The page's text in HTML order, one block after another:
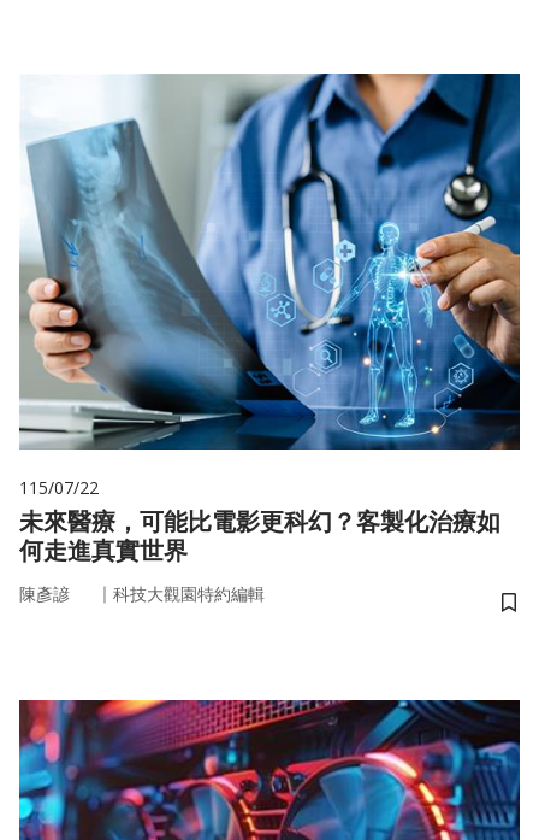
115/07/22
未來醫療，可能比電影更科幻？客製化治療如
何走進真實世界
陳彥諺 ｜ 科技大觀園特約編輯
儲